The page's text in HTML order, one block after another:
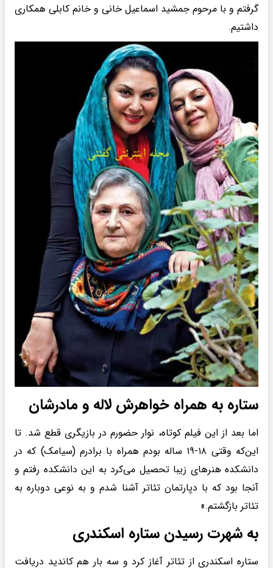
گرفتم و با مرحوم جمشید اسماعیل خانی و خانم کابلی همکاری
داشتیم.
ستاره به همراه خواهرش لاله و مادرشان
اما بعد از این فیلم کوتاه، نوار حضورم در بازیگری قطع شد. تا
این‌که وقتی ۱۸-۱۹ ساله بودم همراه با برادرم (سیامک) که در
دانشکده هنرهای زیبا تحصیل می‌کرد به این دانشکده رفتم و
آنجا بود که با دپارتمان تئاتر آشنا شدم و به نوعی دوباره به
تئاتر بازگشتم.»
به شهرت رسیدن ستاره اسکندری
ستاره اسکندری از تئاتر آغاز کرد و سه بار هم کاندید دریافت